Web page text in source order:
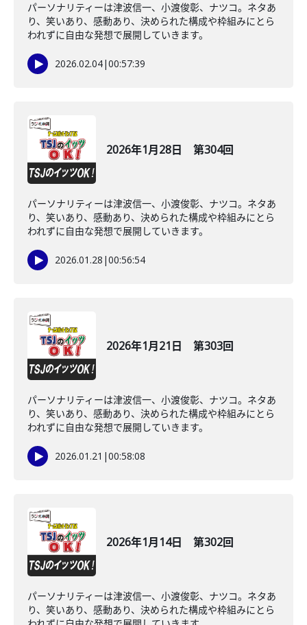
パーソナリティーは津波信一、小渡俊彰、ナツコ。ネタあ
り、笑いあり、感動あり、決められた構成や枠組みにとら
われずに自由な発想で展開していきます。
2026.02.04|00:57:39
2026年1月28日 第304回
パーソナリティーは津波信一、小渡俊彰、ナツコ。ネタあ
り、笑いあり、感動あり、決められた構成や枠組みにとら
われずに自由な発想で展開していきます。
2026.01.28 |00:56:54
2026年1月21日 第303回
パーソナリティーは津波信一、小渡俊彰、ナツコ。ネタあ
り、笑いあり、感動あり、決められた構成や枠組みにとら
われずに自由な発想で展開していきます。
2026.01.21 |00:58:08
2026年1月14日 第302回
パーソナリティーは津波信一、小渡俊彰、ナツコ。ネタあ
り、笑いあり、感動あり、決められた構成や枠組みにとら